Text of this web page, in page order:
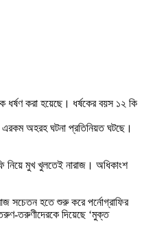
ধর্ষণ করা হয়েছে। ধর্ষকের বয়স ১২ কি
এরকম অহরহ ঘটনা প্রতিনিয়ত ঘটছে।
নিয়ে মুখ খুলতেই নারাজ। অধিকাংশ
সচেতন হতে শুরু করে পর্নোগ্রাফির
তরুণীদেরকে দিয়েছে ‘মুক্ত